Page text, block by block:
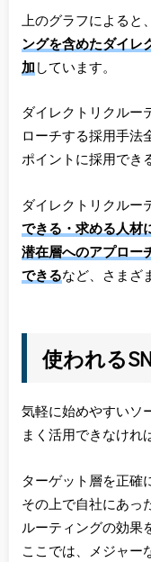
上のグラフによると
ングを含めたダイレ
加 しています。
ダイレクトリクルー
ローチする採用手法
ポイントに採用でき
ダイレクトリクルー
できる・求める人材
潜在層へのアプロー
できるなど、さまざ
使われる
気軽に始めやすいソ
まく活用できなけれ
ターゲット層を正確
その上で自社にあっ
ルーティングの効果
ここでは、メジャー